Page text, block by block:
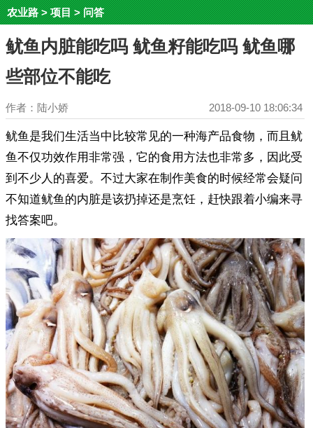
农业路>项目>问答
鱿鱼内脏能吃吗 鱿鱼籽能吃吗 鱿鱼哪
些部位不能吃
作者：陆小娇 2018-09-10 18:06:34
鱿鱼是我们生活当中比较常见的一种海产品食物，而且鱿
鱼不仅功效作用非常强，它的食用方法也非常多，因此受
到不少人的喜爱。不过大家在制作美食的时候经常会疑问
不知道鱿鱼的内脏是该扔掉还是烹饪，赶快跟着小编来寻
找答案吧。